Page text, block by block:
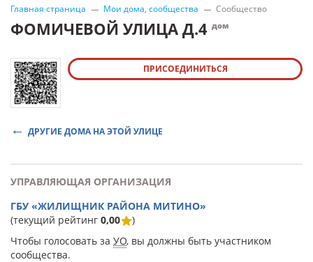
Главная страница Мои дома, сообщества Сообщество
ФОМИЧЕВОЙ УЛИЦА Д.4 дом
ПРИСОЕДИНИТЬСЯ
ДРУГИЕ ДОМА НА ЭТОЙ УЛИЦЕ
УПРАВЛЯЮЩАЯ ОРГАНИЗАЦИЯ
ГБУ «ЖИЛИЩНИК РАЙОНА МИТИНО»
(текущий рейтинг 0,00
)
Чтобы голосовать за УО, вы должны быть участником
сообщества.